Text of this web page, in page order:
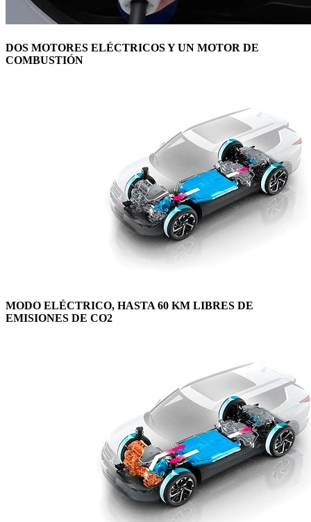
DOS MOTORES ELÉCTRICOS Y UN MOTOR DE
COMBUSTIÓN
MODO ELÉCTRICO, HASTA 60 KM LIBRES DE
EMISIONES DE CO2